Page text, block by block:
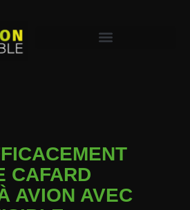
CAFARD
AVION AVEC